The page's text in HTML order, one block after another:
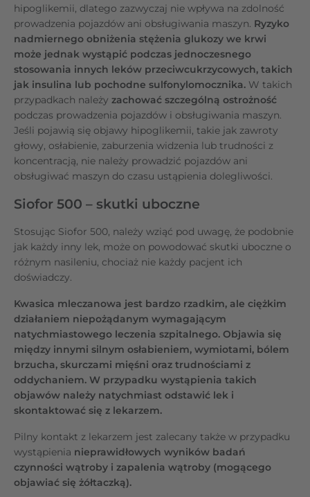
hipoglikemii, dlatego zazwyczaj nie wpływa na zdolność
prowadzenia pojazdów ani obsługiwania maszyn. Ryzyko
nadmiernego obniżenia stężenia glukozy we krwi
może jednak wystąpić podczas jednoczesnego
stosowania innych leków przeciwcukrzycowych, takich
jak insulina lub pochodne sulfonylomocznika. W takich
przypadkach należy zachować szczególną ostrożność
podczas prowadzenia pojazdów i obsługiwania maszyn.
Jeśli pojawią się objawy hipoglikemii, takie jak zawroty
głowy, osłabienie, zaburzenia widzenia lub trudności z
koncentracją, nie należy prowadzić pojazdów ani
obsługiwać maszyn do czasu ustąpienia dolegliwości.
Siofor 500 – skutki uboczne
Stosując Siofor 500, należy wziąć pod uwagę, że podobnie
jak każdy inny lek, może on powodować skutki uboczne o
różnym nasileniu, chociaż nie każdy pacjent ich
doświadczy.
Kwasica mleczanowa jest bardzo rzadkim, ale ciężkim
działaniem niepożądanym wymagającym
natychmiastowego leczenia szpitalnego. Objawia się
między innymi silnym osłabieniem, wymiotami, bólem
brzucha, skurczami mięśni oraz trudnościami z
oddychaniem. W przypadku wystąpienia takich
objawów należy natychmiast odstawić lek i
skontaktować się z lekarzem.
Pilny kontakt z lekarzem jest zalecany także w przypadku
wystąpienia nieprawidłowych wyników badań
czynności wątroby i zapalenia wątroby (mogącego
objawiać się żółtaczką).